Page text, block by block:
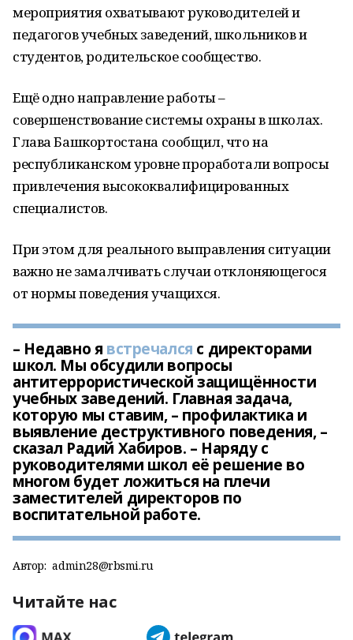
мероприятия охватывают руководителей и
педагогов учебных заведений, школьников и
студентов, родительское сообщество.
Ещё одно направление работы –
совершенствование системы охраны в школах.
Глава Башкортостана сообщил, что на
республиканском уровне проработали вопросы
привлечения высококвалифицированных
специалистов.
При этом для реального выправления ситуации
важно не замалчивать случаи отклоняющегося
от нормы поведения учащихся.
– Недавно я встречался с директорами
школ. Мы обсудили вопросы
антитеррористической защищённости
учебных заведений. Главная задача,
которую мы ставим, – профилактика и
выявление деструктивного поведения, –
сказал Радий Хабиров. – Наряду с
руководителями школ её решение во
многом будет ложиться на плечи
заместителей директоров по
воспитательной работе.
Автор: admin28@rbsmi.ru
Читайте нас